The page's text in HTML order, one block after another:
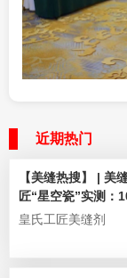
近期热门
【美缝热搜】 | 美
匠“星空瓷”实测：
选手！
皇氏工匠美缝剂